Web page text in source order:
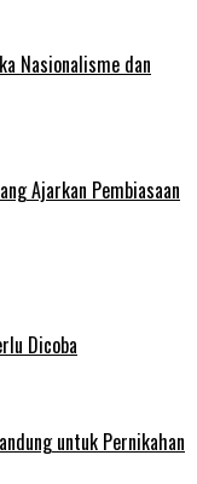
Nasionalisme dan
Ajarkan Pembiasaan
Dicoba
untuk Pernikahan